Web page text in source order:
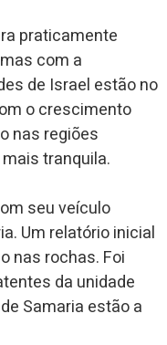
praticamente
com a
de Israel estão no
o crescimento
nas regiões
tranquila.
seu veículo
Um relatório inicial
nas rochas. Foi
da unidade
Samaria estão a